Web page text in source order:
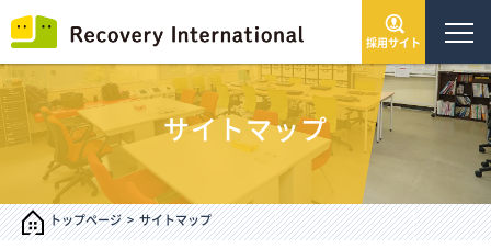
トップページ
会社情報
サービス・事業
採用サイト
サイトマップ
トップページ サイトマップ